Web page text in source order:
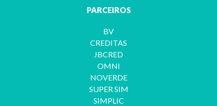
PARCEIROS
BV
CREDITAS
JBCRED
OMNI
NOVERDE
SUPER SIM
SIMPLIC